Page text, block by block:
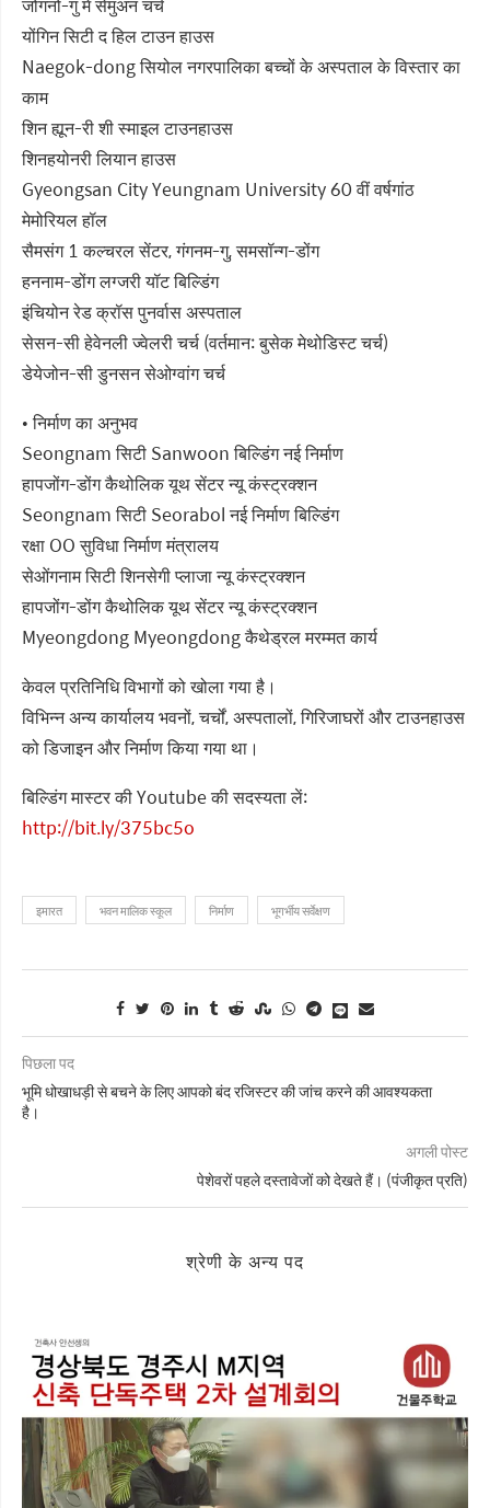
योंगिन सिटी द हिल टाउन हाउस
Naegok-dong सियोल नगरपालिका बच्चों के अस्पताल के विस्तार का
काम
शिन ह्यून-री शी स्माइल टाउनहाउस
शिनहयोनरी लियान हाउस
Gyeongsan City Yeungnam University 60 वीं वर्षगांठ
मेमोरियल हॉल
सैमसंग 1 कल्चरल सेंटर, गंगनम-गु, समसॉन्ग-डोंग
हननाम-डोंग लग्जरी यॉट बिल्डिंग
इंचियोन रेड क्रॉस पुनर्वास अस्पताल
सेसन-सी हेवेनली ज्वेलरी चर्च (वर्तमान: बुसेक मेथोडिस्ट चर्च)
डेयेजोन-सी डुनसन सेओग्वांग चर्च
• निर्माण का अनुभव
Seongnam सिटी Sanwoon बिल्डिंग नई निर्माण
हापजोंग-डोंग कैथोलिक यूथ सेंटर न्यू कंस्ट्रक्शन
Seongnam सिटी Seorabol नई निर्माण बिल्डिंग
रक्षा OO सुविधा निर्माण मंत्रालय
सेओंगनाम सिटी शिनसेगी प्लाजा न्यू कंस्ट्रक्शन
हापजोंग-डोंग कैथोलिक यूथ सेंटर न्यू कंस्ट्रक्शन
Myeongdong Myeongdong कैथेड्रल मरम्मत कार्य
केवल प्रतिनिधि विभागों को खोला गया है।
विभिन्न अन्य कार्यालय भवनों, चर्चों, अस्पतालों, गिरिजाघरों और टाउनहाउस
को डिजाइन और निर्माण किया गया था।
बिल्डिंग मास्टर की Youtube की सदस्यता लें:
http://bit.ly/375bc5o
इमारत भवन मालिक स्कूल निर्माण भूगर्भीय सर्वेक्षण
पिछला पद
भूमि धोखाधड़ी से बचने के लिए आपको बंद रजिस्टर की जांच करने की आवश्यकता
है।
अगली पोस्ट
पेशेवरों पहले दस्तावेजों को देखते हैं। (पंजीकृत प्रति)
श्रेणी के अन्य पद